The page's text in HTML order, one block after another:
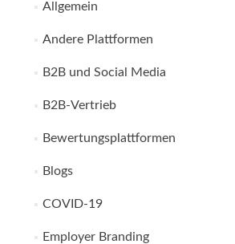
Allgemein
Andere Plattformen
B2B und Social Media
B2B-Vertrieb
Bewertungsplattformen
Blogs
COVID-19
Employer Branding